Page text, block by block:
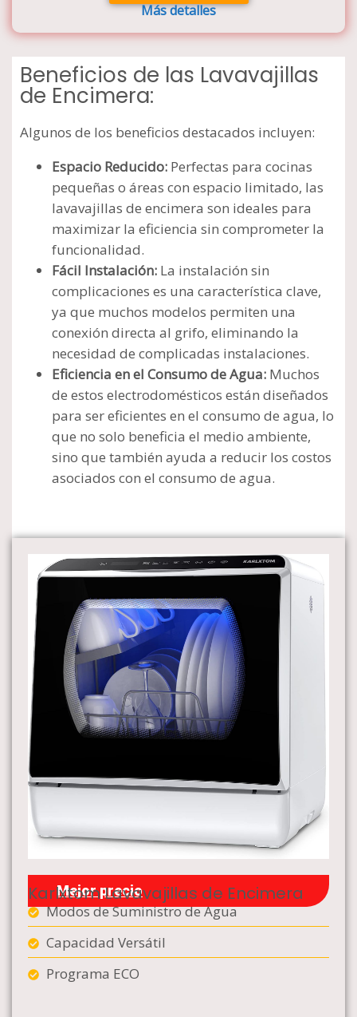
Más detalles
Beneficios de las Lavavajillas
de Encimera:
Algunos de los beneficios destacados incluyen:
Espacio Reducido: Perfectas para cocinas
pequeñas o áreas con espacio limitado, las
lavavajillas de encimera son ideales para
maximizar la eficiencia sin comprometer la
funcionalidad.
Fácil Instalación: La instalación sin
complicaciones es una característica clave,
ya que muchos modelos permiten una
conexión directa al grifo, eliminando la
necesidad de complicadas instalaciones.
Eficiencia en el Consumo de Agua: Muchos
de estos electrodomésticos están diseñados
para ser eficientes en el consumo de agua, lo
que no solo beneficia el medio ambiente,
sino que también ayuda a reducir los costos
asociados con el consumo de agua.
Mejor precio
Karlxtom Lavavajillas de Encimera
Modos de Suministro de Agua
Capacidad Versátil
Programa ECO